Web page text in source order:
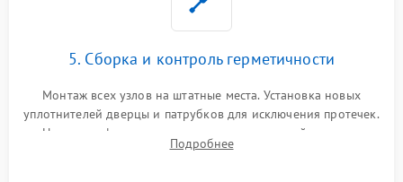
5. Сборка и контроль герметичности
Монтаж всех узлов на штатные места. Установка новых
уплотнителей дверцы и патрубков для исключения протечек.
Надежная фиксация хомутов гидравлической системы,
сборка корпуса и установка датчика поплавка.
Подробнее